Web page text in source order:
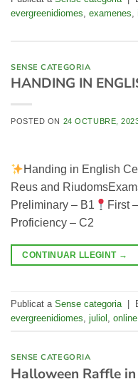
evergreenidiomes, examenes,
SENSE CATEGORIA
HANDING IN
POSTED ON 24 OCTUBRE,
Handing in English
Reus and
Preliminary – B1
First
Proficiency – C2
CONTINUAR LLEGINT →
Publicat a Sense categoria
evergreenidiomes juliol online
SENSE CATEGORIA
Halloween Raffle